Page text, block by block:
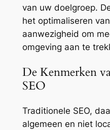
van uw doelgroep.
het optimaliseren
aanwezigheid om
omgeving aan te
De Kenmerken
SEO
Traditionele SEO,
algemeen en niet